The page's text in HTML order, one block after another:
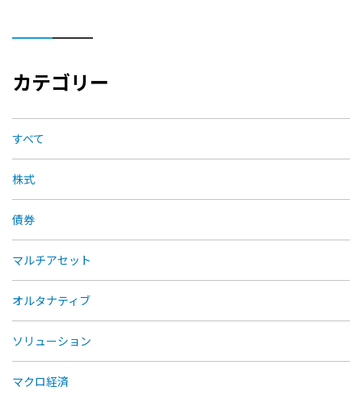
カテゴリー
すべて
株式
債券
マルチアセット
オルタナティブ
ソリューション
マクロ経済